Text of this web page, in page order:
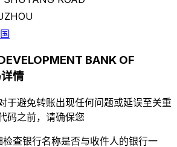
BANK OF
情
于避免转账出现任何问题或延误至关重
码之前，请确保您
检查银行名称是否与收件人的银行一